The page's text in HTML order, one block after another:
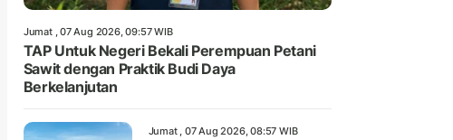
Jumat , 07 Aug 2026, 09:57 WIB
TAP Untuk Negeri Bekali Perempuan Petani
Sawit dengan Praktik Budi Daya
Berkelanjutan
Jumat , 07 Aug 2026, 08:57 WIB